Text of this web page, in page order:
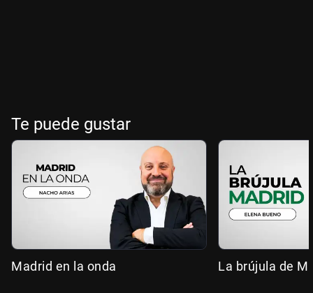
Te puede gustar
Madrid en la onda La brújula de